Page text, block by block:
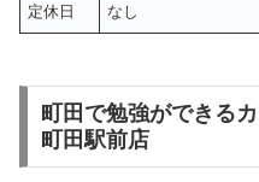
定休日 なし
町田で勉強ができる
町田駅前店